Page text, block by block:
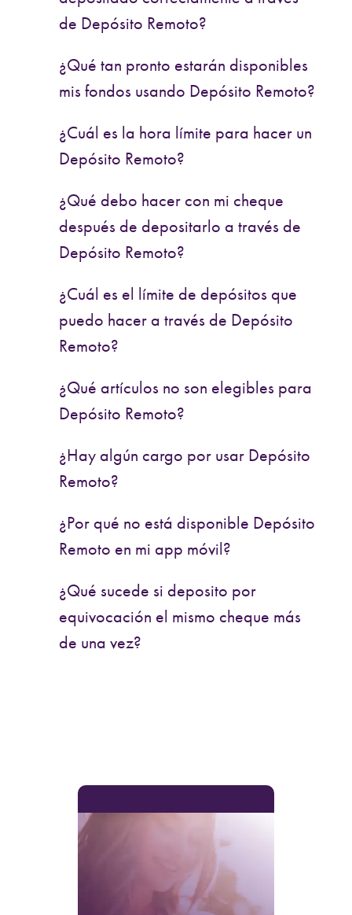
de Depósito Remoto?
¿Qué tan pronto estarán disponibles
mis fondos usando Depósito Remoto?
¿Cuál es la hora límite para hacer un
Depósito Remoto?
¿Qué debo hacer con mi cheque
después de depositarlo a través de
Depósito Remoto?
¿Cuál es el límite de depósitos que
puedo hacer a través de Depósito
Remoto?
¿Qué artículos no son elegibles para
Depósito Remoto?
¿Hay algún cargo por usar Depósito
Remoto?
¿Por qué no está disponible Depósito
Remoto en mi app móvil?
¿Qué sucede si deposito por
equivocación el mismo cheque más
de una vez?